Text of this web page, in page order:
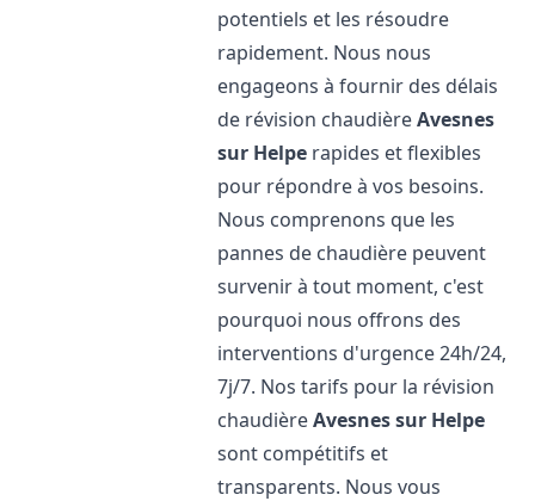
potentiels et les résoudre
rapidement. Nous nous
engageons à fournir des délais
de révision chaudièreAvesnes
sur Helpe rapides et flexibles
pour répondre à vos besoins.
Nous comprenons que les
pannes de chaudière peuvent
survenir à tout moment, c'est
pourquoi nous offrons des
interventions d'urgence 24h/24,
7j/7. Nos tarifs pour la révision
chaudièreAvesnes sur Helpe
sont compétitifs et
transparents. Nous vous